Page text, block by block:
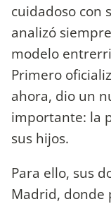
cuidadoso con
analizó
modelo
Primero
ahora, dio un
importante: la
sus hijos.
Para ello, sus
Madrid, donde